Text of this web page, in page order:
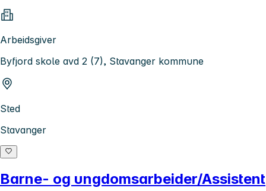
Arbeidsgiver
Byfjord skole avd 2 (7), Stavanger kommune
Sted
Stavanger
Barne- og ungdomsarbeider/Assistent